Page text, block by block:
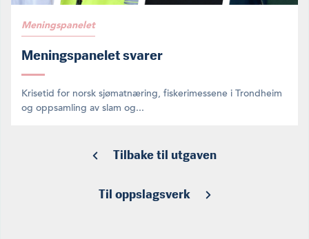
Meningspanelet
Meningspanelet svarer
Krisetid for norsk sjømatnæring, fiskerimessene i Trondheim
og oppsamling av slam og...
Tilbake til utgaven
Til oppslagsverk